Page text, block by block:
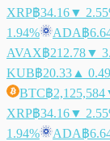
XRP฿34.16▼
1.94%
ADA฿
AVAX฿212.78▼
KUB฿20.33 ▲
BTC฿2,125,584
XRP฿34.16▼
1.94%
ADA฿